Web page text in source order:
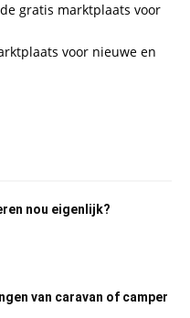
gratis marktplaats voor
voor nieuwe en
nou eigenlijk?
van caravan of camper